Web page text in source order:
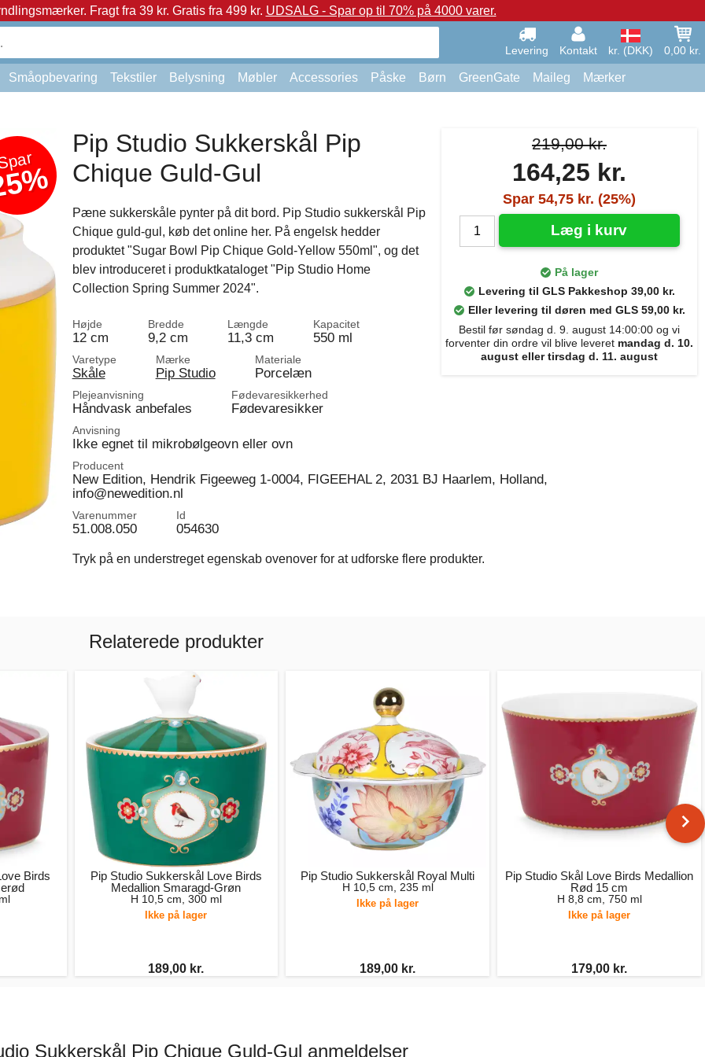
Fragt fra 39 kr. Gratis fra 499 kr. UDSALG - Spar op til 70% på 4000 varer.
Levering Kontakt kr. (DKK) 0,00 kr.
Småopbevaring Tekstiler Belysning Møbler Accessories Påske Børn GreenGate Maileg Mærker
219,00 kr.
164,25 kr.
Spar 54,75 kr. (25%)
Læg i kurv
På lager
Levering til GLS Pakkeshop 39,00 kr.
Eller levering til døren med GLS 59,00 kr.
Bestil før søndag d. 9. august 14:00:00 og vi
forventer din ordre vil blive leveret mandag d. 10.
august eller tirsdag d. 11. august
Pip Studio Sukkerskål Pip
Chique Guld-Gul
Pæne sukkerskåle pynter på dit bord. Pip Studio sukkerskål Pip
Chique guld-gul, køb det online her. På engelsk hedder
produktet "Sugar Bowl Pip Chique Gold-Yellow 550ml", og det
blev introduceret i produktkataloget "Pip Studio Home
Collection Spring Summer 2024".
Højde
12 cm
Bredde
9,2 cm
Længde
11,3 cm
Kapacitet
550 ml
Varetype
Skåle
Mærke
Pip Studio
Materiale
Porcelæn
Plejeanvisning
Håndvask anbefales
Fødevaresikkerhed
Fødevaresikker
Anvisning
Ikke egnet til mikrobølgeovn eller ovn
Producent
New Edition, Hendrik Figeeweg 1-0004, FIGEEHAL 2, 2031 BJ Haarlem, Holland,
info@newedition.nl
Varenummer
51.008.050
Id
054630
Tryk på en understreget egenskab ovenover for at udforske flere produkter.
Relaterede produkter
Birds
Pip Studio Sukkerskål Love Birds
Medallion Smaragd-Grøn
H 10,5 cm, 300 ml
Ikke på lager
189,00 kr.
Pip Studio Sukkerskål Royal Multi
H 10,5 cm, 235 ml
Ikke på lager
189,00 kr.
Pip Studio Skål Love Birds Medallion
Rød 15 cm
H 8,8 cm, 750 ml
Ikke på lager
179,00 kr.
Sukkerskål Pip Chique Guld-Gul anmeldelser